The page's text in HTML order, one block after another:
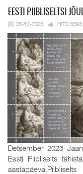
EESTI PIIBLISELTSI
28-12-2023 HITS:3393
Detsember 2023
Eesti Piibliselts